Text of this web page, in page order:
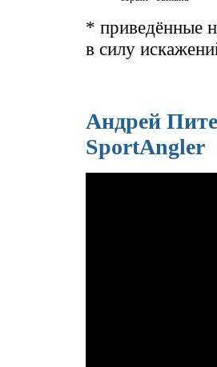
* приведённые
в силу
Андрей
SportAngler